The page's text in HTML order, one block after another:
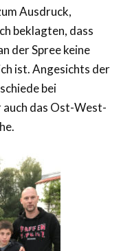
Ausdruck,
beklagten, dass
der Spree keine
ist. Angesichts der
bei
auch das Ost-West-